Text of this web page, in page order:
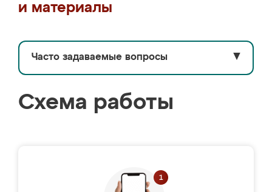
и материалы
Часто задаваемые вопросы ▼
Схема работы